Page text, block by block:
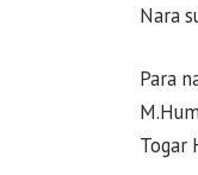
Nara
Para
Togar